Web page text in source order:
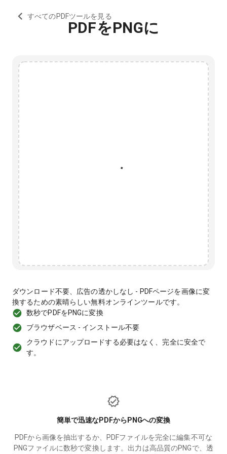
すべてのPDFツールを見る
PDFをPNGに
ダウンロード不要、広告の透かしなし - PDFページを画像に変
換するための素晴らしい無料オンラインツールです。
数秒でPDFをPNGに変換
ブラウザベース - インストール不要
クラウドにアップロードする必要はなく、完全に安全で
す。
簡単で迅速なPDFからPNGへの変換
PDFから画像を抽出するか、PDFファイルを完全に編集不可な
PNGファイルに数秒で変換します。出力は高品質のPNGで、透